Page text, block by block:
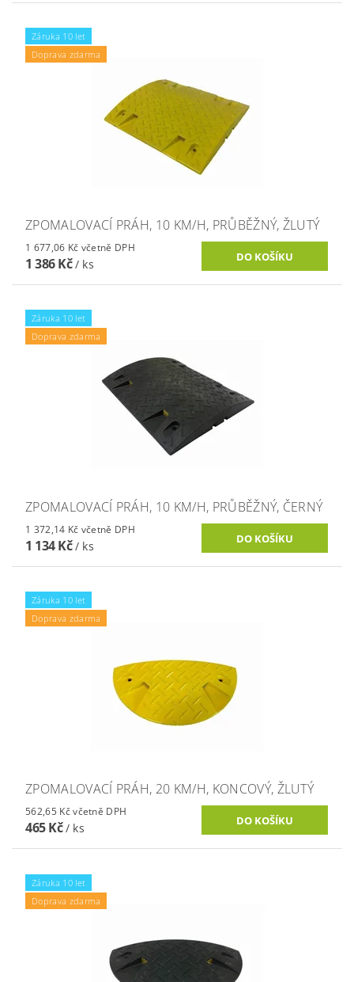
Záruka 10 let
Doprava zdarma
ZPOMALOVACÍ PRÁH, 10 KM/H, PRŮBĚŽNÝ, ŽLUTÝ
1 677,06 Kč včetně DPH
1 386 Kč/ ks
Záruka 10 let
Doprava zdarma
ZPOMALOVACÍ PRÁH, 10 KM/H, PRŮBĚŽNÝ, ČERNÝ
1 372,14 Kč včetně DPH
1 134 Kč/ ks
Záruka 10 let
Doprava zdarma
ZPOMALOVACÍ PRÁH, 20 KM/H, KONCOVÝ, ŽLUTÝ
562,65 Kč včetně DPH
465 Kč/ ks
Záruka 10 let
Doprava zdarma